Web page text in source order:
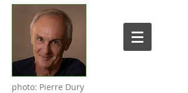
photo: Pierre Dury